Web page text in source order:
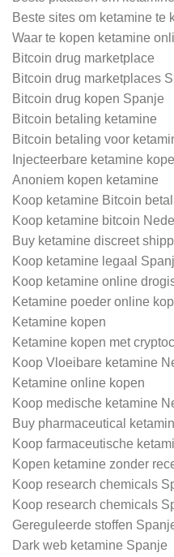
Beste sites om ketamine te
Waar te kopen ketamine
Bitcoin drug marketplace
Bitcoin drug marketplaces
Bitcoin drug kopen Spanje
Bitcoin betaling ketamine
Bitcoin betaling voor
Injecteerbare ketamine
Anoniem kopen ketamine
Koop ketamine Bitcoin
Koop ketamine bitcoin
Buy ketamine discreet
Koop ketamine legaal
Koop ketamine online
Ketamine poeder online
Ketamine kopen
Ketamine kopen met
Koop Vloeibare ketamine
Ketamine online kopen
Koop medische ketamine
Buy pharmaceutical
Koop farmaceutische
Kopen ketamine zonder
Koop research chemicals
Koop research chemicals
Gereguleerde stoffen
Dark web ketamine Spanje